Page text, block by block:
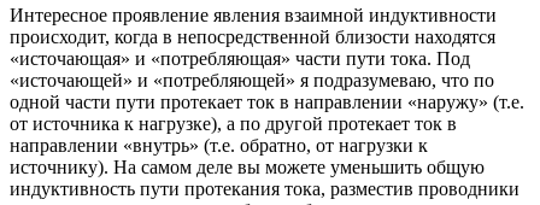
Интересное проявление явления взаимной индуктивности
происходит, когда в непосредственной близости находятся
«источающая» и «потребляющая» части пути тока. Под
«источающей» и «потребляющей» я подразумеваю, что по
одной части пути протекает ток в направлении «наружу» (т.е.
от источника к нагрузке), а по другой протекает ток в
направлении «внутрь» (т.е. обратно, от нагрузки к
источнику). На самом деле вы можете уменьшить общую
индуктивность пути протекания тока, разместив проводники